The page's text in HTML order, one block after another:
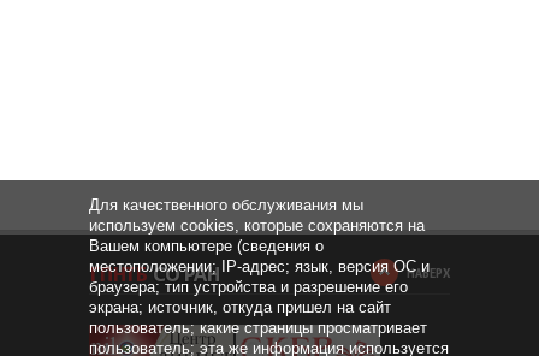
НАВЕРХ
Для качественного обслуживания мы
используем cookies, которые сохраняются на
Вашем компьютере (сведения о
местоположении; IP-адрес; язык, версия ОС и
браузера; тип устройства и разрешение его
экрана; источник, откуда пришел на сайт
пользователь; какие страницы просматривает
пользователь; эта же информация используется